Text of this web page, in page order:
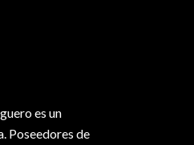
es un
Poseedores de